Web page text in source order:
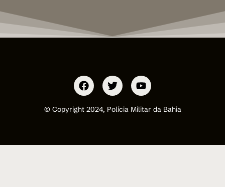
© Copyright 2024, Polícia Militar da Bahia